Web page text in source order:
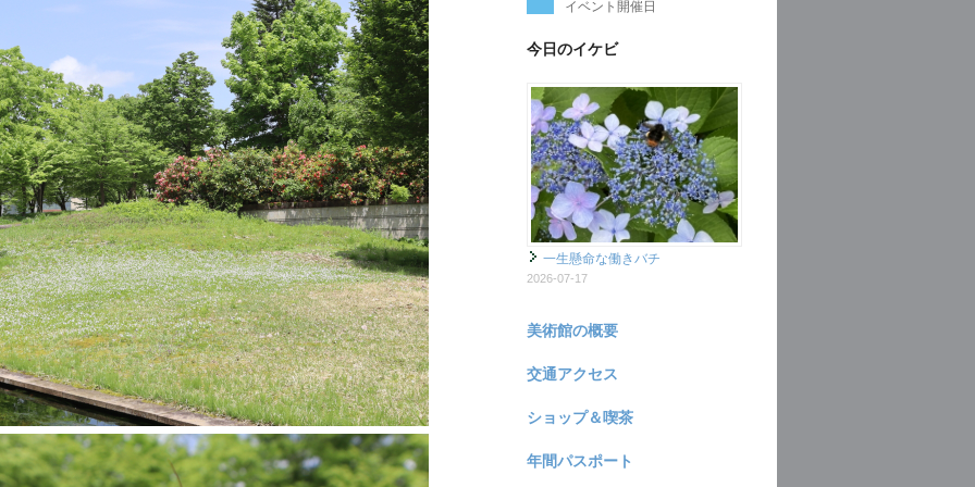
イベント開催日
今日のイケビ
一生懸命な働きバチ
2026-07-17
美術館の概要
交通アクセス
ショップ＆喫茶
年間パスポート